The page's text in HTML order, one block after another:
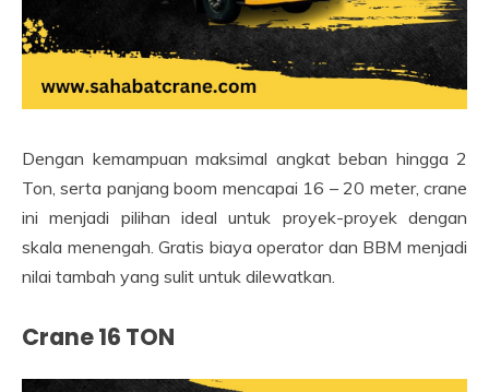
Dengan kemampuan maksimal angkat beban hingga 2
Ton, serta panjang boom mencapai 16 – 20 meter, crane
ini menjadi pilihan ideal untuk proyek-proyek dengan
skala menengah. Gratis biaya operator dan BBM menjadi
nilai tambah yang sulit untuk dilewatkan.
Crane 16 TON